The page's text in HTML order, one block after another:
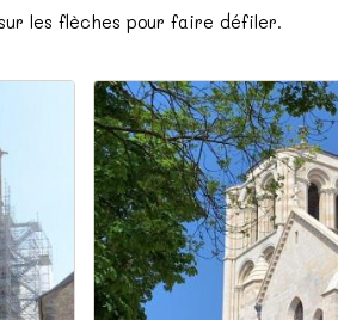
les flèches pour faire défiler.